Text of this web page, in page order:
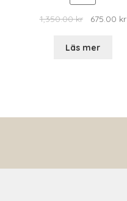
1,350.00kr 675.00 kr
Läs mer